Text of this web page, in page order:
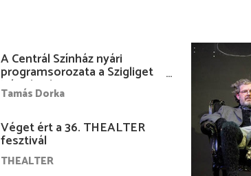
A Centrál Színház nyári
programsorozata a Szigliget
Várudvarban
Tamás Dorka
Véget ért a 36. THEALTER
fesztivál
THEALTER